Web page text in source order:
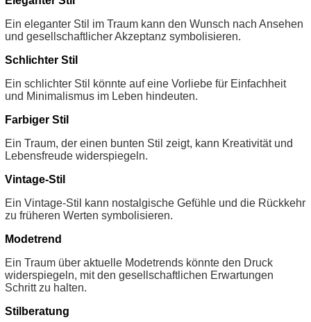
Ein eleganter Stil im Traum kann den Wunsch nach Ansehen
und gesellschaftlicher Akzeptanz symbolisieren.
Schlichter Stil
Ein schlichter Stil könnte auf eine Vorliebe für Einfachheit
und Minimalismus im Leben hindeuten.
Farbiger Stil
Ein Traum, der einen bunten Stil zeigt, kann Kreativität und
Lebensfreude widerspiegeln.
Vintage-Stil
Ein Vintage-Stil kann nostalgische Gefühle und die Rückkehr
zu früheren Werten symbolisieren.
Modetrend
Ein Traum über aktuelle Modetrends könnte den Druck
widerspiegeln, mit den gesellschaftlichen Erwartungen
Schritt zu halten.
Stilberatung